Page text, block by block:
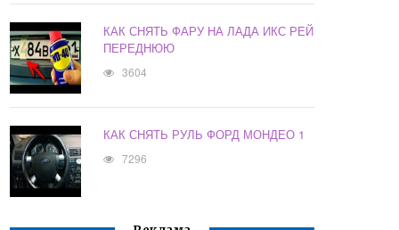
КАК СНЯТЬ ФАРУ НА ЛАДА ИКС РЕЙ
ПЕРЕДНЮЮ
3604
КАК СНЯТЬ РУЛЬ ФОРД МОНДЕО 1
7296